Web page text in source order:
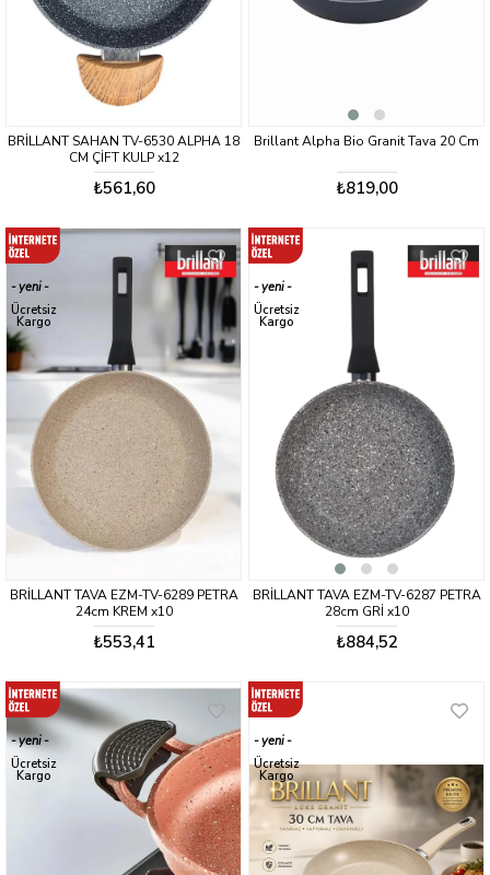
BRİLLANT SAHAN TV-6530 ALPHA 18
CM ÇİFT KULP x12
₺561,60
Brillant Alpha Bio Granit Tava 20 Cm
₺819,00
BRİLLANT TAVA EZM-TV-6289 PETRA
24cm KREM x10
₺553,41
yeni
ürün
Ücretsiz
Kargo
BRİLLANT TAVA EZM-TV-6287 PETRA
28cm GRİ x10
₺884,52
yeni
ürün
Ücretsiz
Kargo
yeni
ürün
Ücretsiz
Kargo
yeni
ürün
Ücretsiz
Kargo